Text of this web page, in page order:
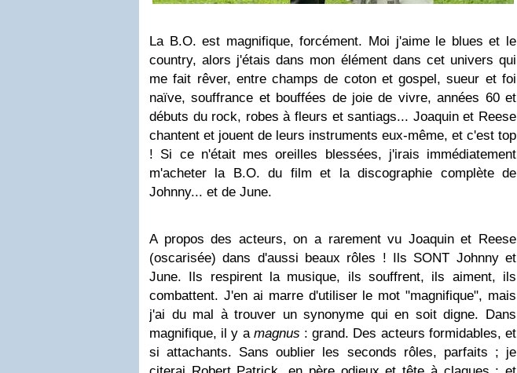
La B.O. est magnifique, forcément. Moi j'aime le blues et le
country, alors j'étais dans mon élément dans cet univers qui
me fait rêver, entre champs de coton et gospel, sueur et foi
naïve, souffrance et bouffées de joie de vivre, années 60 et
débuts du rock, robes à fleurs et santiags... Joaquin et Reese
chantent et jouent de leurs instruments eux-même, et c'est top
! Si ce n'était mes oreilles blessées, j'irais immédiatement
m'acheter la B.O. du film et la discographie complète de
Johnny... et de June.
A propos des acteurs, on a rarement vu Joaquin et Reese
(oscarisée) dans d'aussi beaux rôles ! Ils SONT Johnny et
June. Ils respirent la musique, ils souffrent, ils aiment, ils
combattent. J'en ai marre d'utiliser le mot "magnifique", mais
j'ai du mal à trouver un synonyme qui en soit digne. Dans
magnifique, il y a magnus : grand. Des acteurs formidables, et
si attachants. Sans oublier les seconds rôles, parfaits ; je